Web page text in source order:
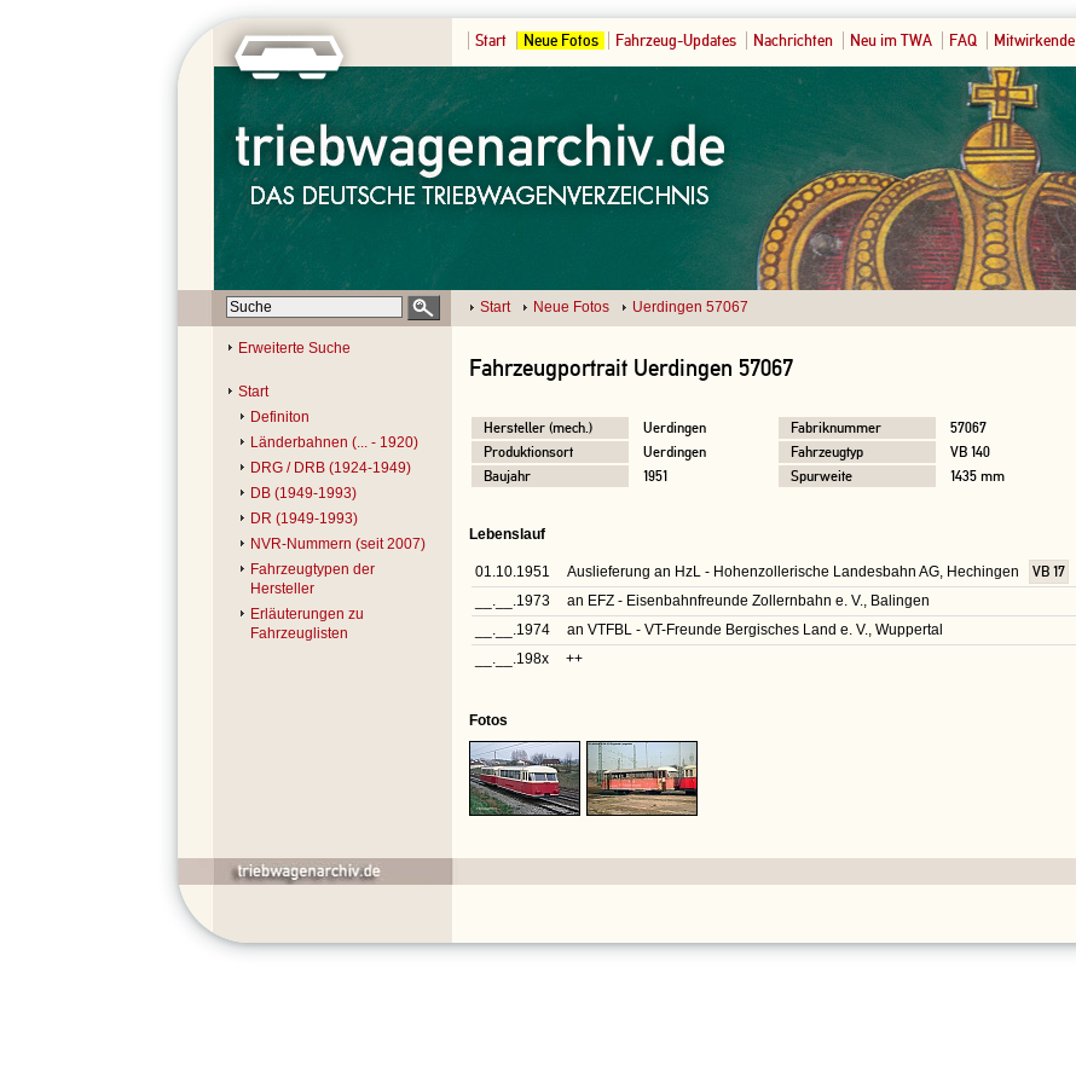
Start Neue Fotos Fahrzeug-Updates Nachrichten Neu im TWA FAQ Mitwirkende
Start Neue Fotos Uerdingen 57067
Erweiterte Suche
Start
Definiton
Länderbahnen (... - 1920)
DRG / DRB (1924-1949)
DB (1949-1993)
DR (1949-1993)
NVR-Nummern (seit 2007)
Fahrzeugtypen der
Hersteller
Erläuterungen zu
Fahrzeuglisten
Fahrzeugportrait Uerdingen 57067
Hersteller (mech.) Uerdingen Fabriknummer
57067
Produktionsort
Uerdingen Fahrzeugtyp VB 140
Baujahr
1951 Spurweite 1435 mm
Lebenslauf
01.10.1951 Auslieferung an HzL - Hohenzollerische Landesbahn AG, Hechingen
VB 17
__.__.1973
an EFZ - Eisenbahnfreunde Zollernbahn e. V., Balingen
__.__.1974
an VTFBL - VT-Freunde Bergisches Land e. V., Wuppertal
__.__.198x
++
Fotos